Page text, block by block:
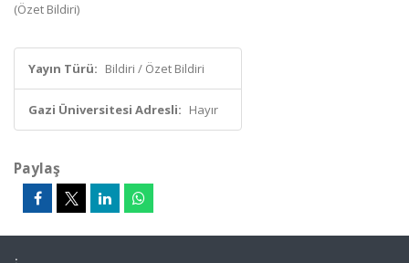
(Özet Bildiri)
Yayın Türü: Bildiri / Özet Bildiri
Gazi Üniversitesi Adresli: Hayır
Paylaş